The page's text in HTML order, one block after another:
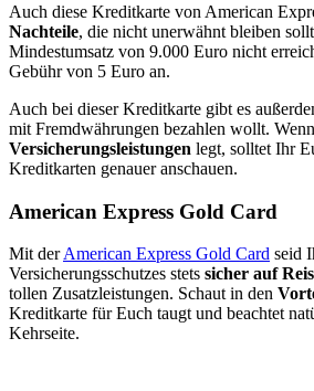
Auch diese Kreditkarte von American
Nachteile, die nicht unerwähnt bleiben
Mindestumsatz von 9.000 Euro nicht
Gebühr von 5 Euro an.
Auch bei dieser Kreditkarte gibt es
mit Fremdwährungen bezahlen wollt.
Versicherungsleistungen legt, solltet Ihr
Kreditkarten genauer anschauen.
American Express Gold Card
Mit derAmerican Express Gold Card seid
Versicherungsschutzes stets sicher auf
tollen Zusatzleistungen. Schaut in den
Kreditkarte für Euch taugt und beachtet
Kehrseite.